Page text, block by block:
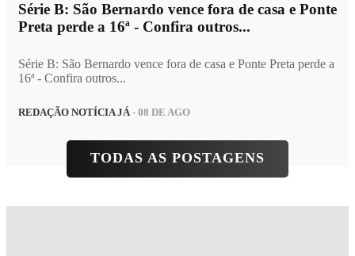
Série B: São Bernardo vence fora de casa e Ponte
Preta perde a 16ª - Confira outros...
Série B: São Bernardo vence fora de casa e Ponte Preta perde a
16ª - Confira outros...
REDAÇÃO NOTÍCIA JÁ- 08 DE AGO
TODAS AS POSTAGENS